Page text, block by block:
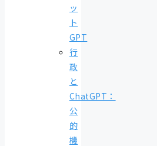
ッ
ト
GPT
行
政
と
ChatGPT：
公
的
機